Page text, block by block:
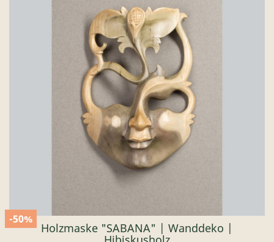
Holzmaske "SABANA" | Wanddeko |
-50%